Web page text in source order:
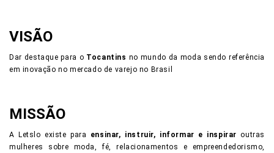
VISÃO
Dar destaque para o Tocantins no mundo da moda sendo referência
em inovação no mercado de varejo no Brasil
MISSÃO
A Letslo existe para ensinar, instruir, informar e inspirar outras
mulheres sobre moda, fé, relacionamentos e empreendedorismo,